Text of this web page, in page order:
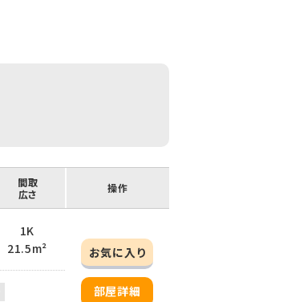
間取
広さ
操作
1K
21.5m²
お気に入り
部屋詳細